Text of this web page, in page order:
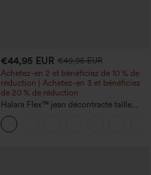
+3
€44,95 EUR €49,95 EUR
Achetez-en 2 et bénéficiez de 10 % de
réduction | Achetez-en 3 et bénéficiez
de 20 % de réduction
Halara Flex™ jean décontracté taille
haute, large, avec poches, ourlet
retroussé et effet délavé